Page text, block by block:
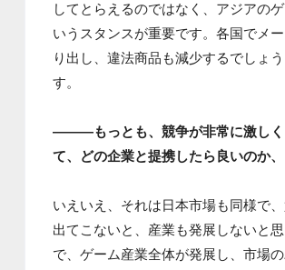
してとらえるのではなく、アジアの
いうスタンスが重要です。各国でメ
り出し、違法商品も減少するでしょ
す。
―――もっとも、競争が非常に激しく
て、どの企業と提携したら良いのか
いえいえ、それは日本市場も同様で
出てこないと、産業も発展しないと
で、ゲーム産業全体が発展し、市場